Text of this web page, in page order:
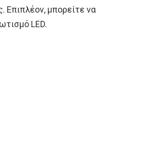
Επιπλέον, μπορείτε να
LED.